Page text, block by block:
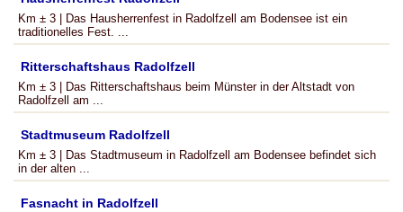
Km ± 3 | Das Hausherrenfest in Radolfzell am Bodensee ist ein
traditionelles Fest. ...
Ritterschaftshaus Radolfzell
Km ± 3 | Das Ritterschaftshaus beim Münster in der Altstadt von
Radolfzell am ...
Stadtmuseum Radolfzell
Km ± 3 | Das Stadtmuseum in Radolfzell am Bodensee befindet sich
in der alten ...
Fasnacht in Radolfzell